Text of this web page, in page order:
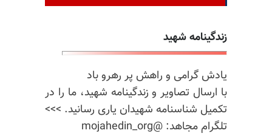
زندگینامه شهید
یادش گرامی و راهش پر رهرو باد
با ارسال تصاویر و زندگینامه شهید، ما را در
تکمیل شناسنامه شهیدان یاری رسانید. >>>
تلگرام مجاهد: @mojahedin_org